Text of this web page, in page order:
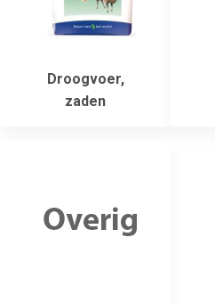
Droogvoer,
zaden